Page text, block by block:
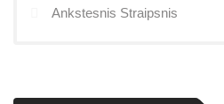
Ankstesnis Straipsnis